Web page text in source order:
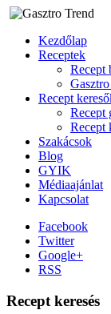
Kezdőlap
Receptek
Recept
Recept
Recept
Recept
Szakácsok
Blog
GYIK
Médiaajánlat
Kapcsolat
Facebook
Twitter
Google+
RSS
Recept keresés